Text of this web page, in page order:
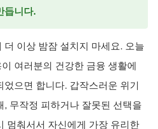
듭니다.
더 이상 밤잠 설치지 마세요. 오늘
여러분의 건강한 금융 생활에
었으면 합니다. 갑작스러운 위기
, 무작정 피하거나 잘못된 선택을
멈춰서서 자신에게 가장 유리한